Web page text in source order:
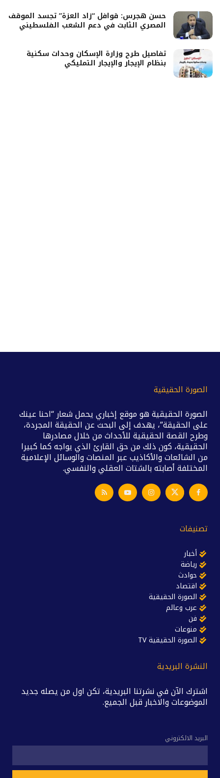
حسن هجرس: قوافل “زاد العزة” تجسد الموقف
المصري الثابت في دعم الشعب الفلسطيني
تفاصيل طرح وزارة الإسكان وحدات سكنية
بنظام الإيجار والإيجار التمليكي
الصورة الحقيقية
الصورة الحقيقية هو موقع إخباري يحمل شعار “احنا عينك
على الحقيقة”، يهدف إلى البحث عن الحقيقة المجردة،
وطرح القصة الحقيقية للأحداث من خلال مصادرها
الحقيقية، كون ذلك من حق القارئ الذي يواجه كما كبيرا
من الشائعات والأكاذيب عبر المنصات والوسائل الإعلامية
المختلفة أصابته بالشتات العقلي والنفسي.
تصنيفات
أخبار
رياضة
حوادث
اقتصاد
الصورة الحقيقية
عرب وعالم
فن
منوعات
الصورة الحقيقية TV
النشرة البريدية
اشترك الآن في نشرتنا البريدية، تكن اول من يصله جديد
الموضوعات والاخبار قبل الجميع.
البريد الالكتروني